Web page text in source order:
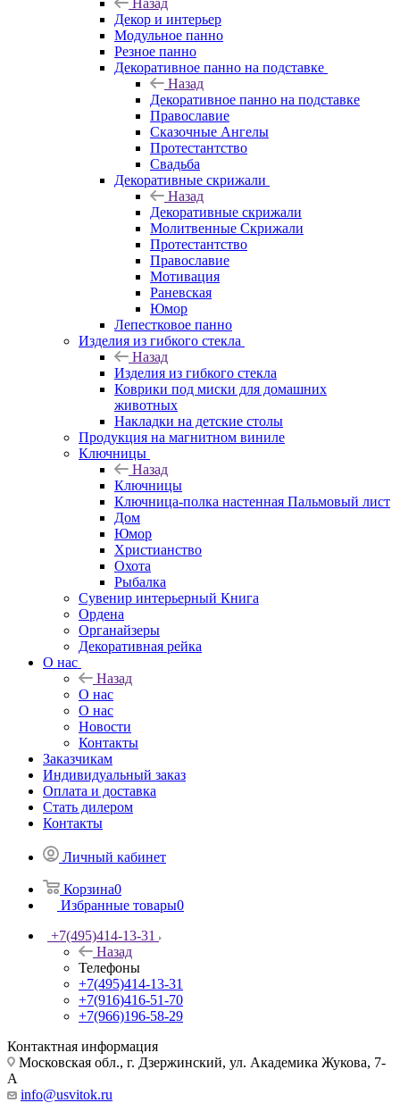
Назад
Декор и интерьер
Модульное панно
Резное панно
Декоративное панно на подставке
Назад
Декоративное панно на подставке
Православие
Сказочные Ангелы
Протестантство
Свадьба
Декоративные скрижали
Назад
Декоративные скрижали
Молитвенные Скрижали
Протестантство
Православие
Мотивация
Раневская
Юмор
Лепестковое панно
Изделия из гибкого стекла
Назад
Изделия из гибкого стекла
Коврики под миски для домашних
животных
Накладки на детские столы
Продукция на магнитном виниле
Ключницы
Назад
Ключницы
Ключница-полка настенная Пальмовый лист
Дом
Юмор
Христианство
Охота
Рыбалка
Сувенир интерьерный Книга
Ордена
Органайзеры
Декоративная рейка
О нас
Назад
О нас
О нас
Новости
Контакты
Заказчикам
Индивидуальный заказ
Оплата и доставка
Стать дилером
Контакты
Личный кабинет
Корзина0
Избранные товары0
+7(495)414-13-31
Назад
Телефоны
+7(495)414-13-31
+7(916)416-51-70
+7(966)196-58-29
Контактная информация
Московская обл., г. Дзержинский, ул. Академика Жукова, 7-
А
info@usvitok.ru